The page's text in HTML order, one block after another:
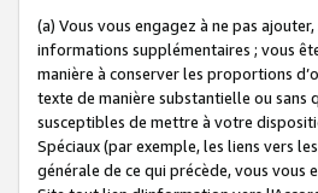
(a) Vous vous engagez à ne pas
informations supplémentaires ; vous
manière à conserver les proportions
texte de manière substantielle ou sans
susceptibles de mettre à votre
Spéciaux (par exemple, les liens vers
générale de ce qui précède, vous